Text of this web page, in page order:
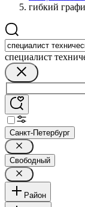
гибкий
специалист
Санкт-Петербург
Свободный
Район